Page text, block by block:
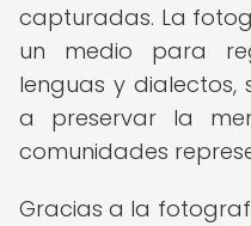
capturadas. La
un medio para
lenguas y dialectos,
a preservar la
comunidades
Gracias a la